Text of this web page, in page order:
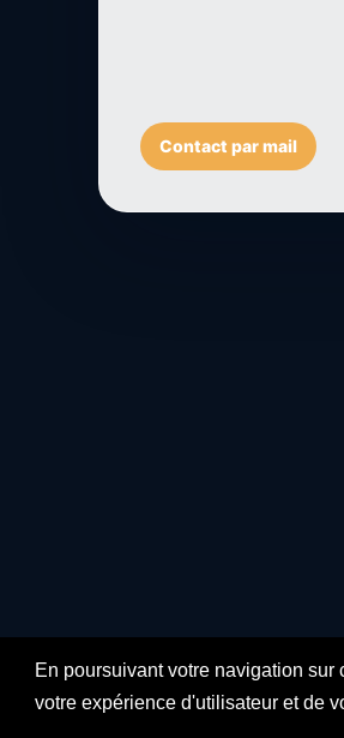
En poursuivant votre navigation
votre expérience d'utilisateur et de
Contact par mail